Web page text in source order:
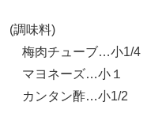
(調味料)
梅肉チューブ…小1/4
マヨネーズ…小１
カンタン酢…小1/2